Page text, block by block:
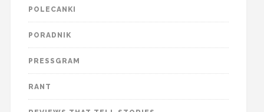
POLECANKI
PORADNIK
PRESSGRAM
RANT